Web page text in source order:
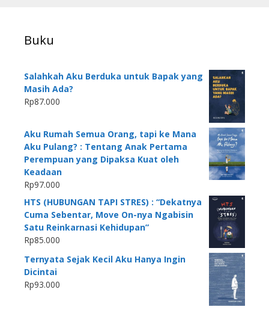
Buku
Salahkah Aku Berduka untuk Bapak yang
Masih Ada?
Rp87.000
Aku Rumah Semua Orang, tapi ke Mana
Aku Pulang? : Tentang Anak Pertama
Perempuan yang Dipaksa Kuat oleh
Keadaan
Rp97.000
HTS (HUBUNGAN TAPI STRES) : “Dekatnya
Cuma Sebentar, Move On-nya Ngabisin
Satu Reinkarnasi Kehidupan”
Rp85.000
Ternyata Sejak Kecil Aku Hanya Ingin
Dicintai
Rp93.000